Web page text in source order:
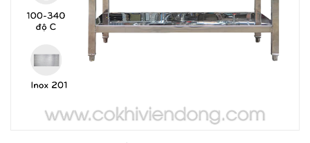
THIẾT BỊ BẾP CÔNG NGHIỆP
UNCATEGORIZED